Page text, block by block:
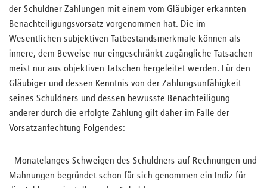
der Schuldner Zahlungen mit einem vom Gläubiger erkannten
Benachteiligungsvorsatz vorgenommen hat. Die im
Wesentlichen subjektiven Tatbestandsmerkmale können als
innere, dem Beweise nur eingeschränkt zugängliche Tatsachen
meist nur aus objektiven Tatschen hergeleitet werden. Für den
Gläubiger und dessen Kenntnis von der Zahlungsunfähigkeit
seines Schuldners und dessen bewusste Benachteiligung
anderer durch die erfolgte Zahlung gilt daher im Falle der
Vorsatzanfechtung Folgendes:
- Monatelanges Schweigen des Schuldners auf Rechnungen und
Mahnungen begründet schon für sich genommen ein Indiz für